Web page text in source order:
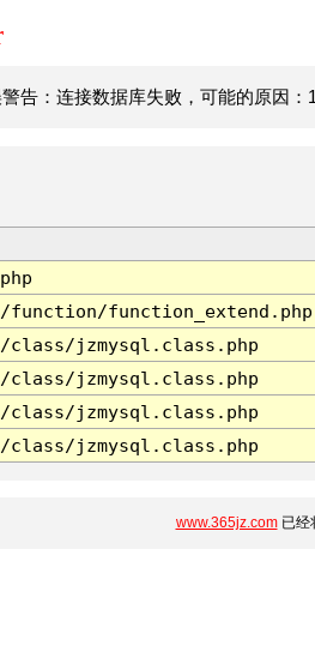
告：连接数据库失败，可能的原因：
function/function_extend.php
class/jzmysql.class.php
class/jzmysql.class.php
class/jzmysql.class.php
class/jzmysql.class.php
www.365jz.com已经